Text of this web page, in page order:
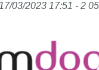
17/03/2023 17:51 - 2